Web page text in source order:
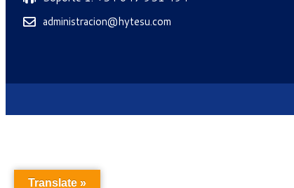
administracion@hytesu.com
Translate »